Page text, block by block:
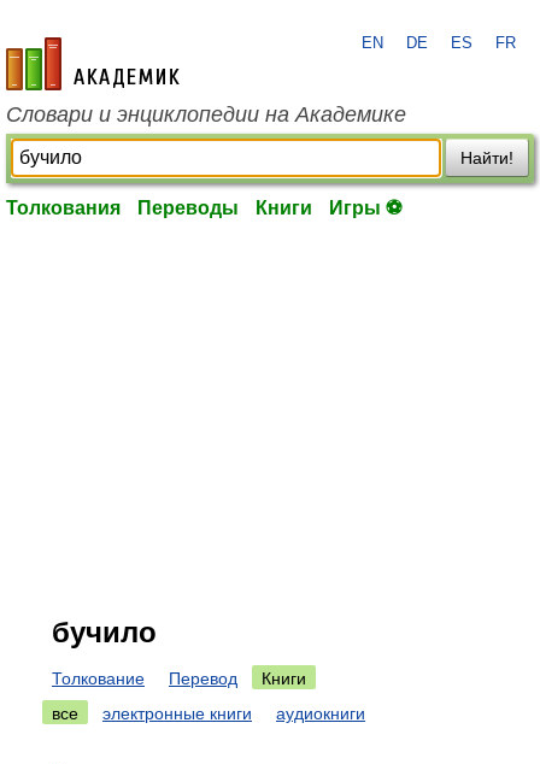
academic.ru
EN DE ES FR
Словари и энциклопедии на Академике
Найти!
Толкования Переводы Книги Игры ⚽
бучило
Толкование Перевод
Книги
все
электронные книги аудиокниги